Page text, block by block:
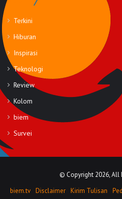
Terkini
Hiburan
Inspirasi
Teknologi
Review
Kolom
biem
Survei
© Copyright 2026, All
biem.tv Disclaimer Kirim Tulisan